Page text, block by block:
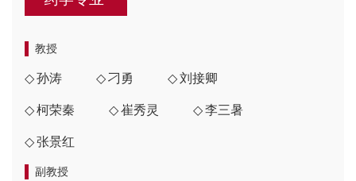
教授
孙涛 刁勇 刘接卿
柯荣秦 崔秀灵 李三暑
张景红
副教授